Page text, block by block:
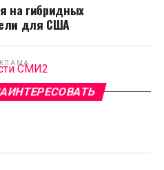
на гибридных
для США
СМИ2